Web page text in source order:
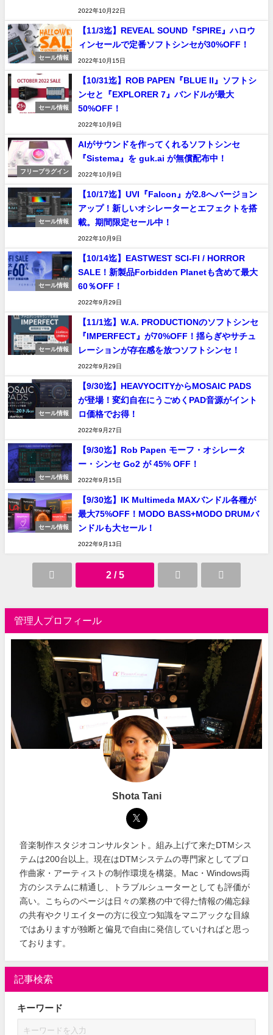
2022年10月22日
セール情報
【11/3迄】REVEAL SOUND『SPIRE』ハロウ
ィンセールで定番ソフトシンセが30%OFF！
2022年10月15日
セール情報
【10/31迄】ROB PAPEN『BLUE II』ソフトシ
ンセと『EXPLORER 7』バンドルが最大
50%OFF！
2022年10月9日
フリープラグイン
AIがサウンドを作ってくれるソフトシンセ
『Sistema』を guk.ai が無償配布中！
2022年10月9日
セール情報
【10/17迄】UVI『Falcon』が2.8へバージョン
アップ！新しいオシレーターとエフェクトを搭
載。期間限定セール中！
2022年10月9日
セール情報
【10/14迄】EASTWEST SCI-FI / HORROR
SALE！新製品Forbidden Planetも含めて最大
60％OFF！
2022年9月29日
セール情報
【11/1迄】W.A. PRODUCTIONのソフトシンセ
『IMPERFECT』が70%OFF！揺らぎやサチュ
レーションが存在感を放つソフトシンセ！
2022年9月29日
セール情報
【9/30迄】HEAVYOCITYからMOSAIC PADS
が登場！変幻自在にうごめくPAD音源がイント
ロ価格でお得！
2022年9月27日
セール情報
【9/30迄】Rob Papen モーフ・オシレータ
ー・シンセ Go2 が 45% OFF！
2022年9月15日
セール情報
【9/30迄】IK Multimeda MAXバンドル各種が
最大75%OFF！MODO BASS+MODO DRUMバ
ンドルも大セール！
2022年9月13日
2 / 5
管理人プロフィール
Shota Tani
音楽制作スタジオコンサルタント。組み上げて来たDTMシス
テムは200台以上。現在はDTMシステムの専門家としてプロ
作曲家・アーティストの制作環境を構築。Mac・Windows両
方のシステムに精通し、トラブルシューターとしても評価が
高い。こちらのページは日々の業務の中で得た情報の備忘録
の共有やクリエイターの方に役立つ知識をマニアックな目線
ではありますが独断と偏見で自由に発信していければと思っ
ております。
記事検索
キーワード